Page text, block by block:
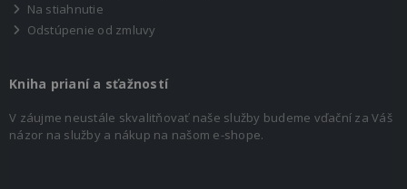
Na stiahnutie
Odstúpenie od zmluvy
Kniha prianí a sťažností
V záujme neustále skvalitňovať naše služby budeme vďační za Váš
názor na služby a nákup na našom e-shope.